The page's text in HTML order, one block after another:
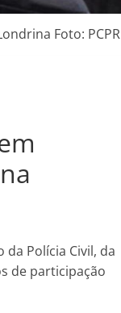
Foto: PCPR
Polícia Civil, da
de participação